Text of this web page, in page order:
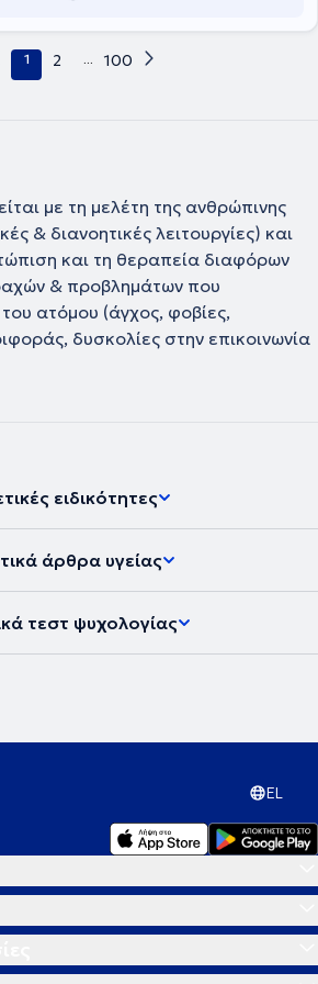
- συμπεριφοράς, άγχος υγείας,
δυσκολίες προσαρμογής, πένθος). Τέλος,
1 2 ... 100
με τη μελέτη της ανθρώπινης
& διανοητικές λειτουργίες) και
και τη θεραπεία διαφόρων
& προβλημάτων που
ατόμου (άγχος, φοβίες,
δυσκολίες στην επικοινωνία
ειδικότητες
άρθρα υγείας
τεστ ψυχολογίας
EL